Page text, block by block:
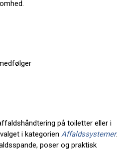
på toiletter eller i
i kategorien Affaldssystemer.
poser og praktisk